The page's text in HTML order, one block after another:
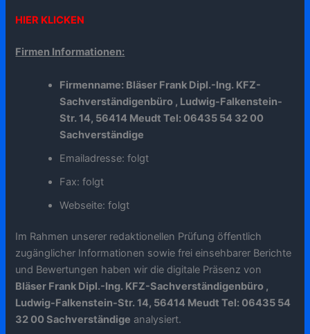
HIER KLICKEN
Firmen Informationen:
Firmenname: Bläser Frank Dipl.-Ing. KFZ-
Sachverständigenbüro , Ludwig-Falkenstein-
Str. 14, 56414 Meudt Tel: 06435 54 32 00
Sachverständige
Emailadresse: folgt
Fax: folgt
Webseite: folgt
Im Rahmen unserer redaktionellen Prüfung öffentlich
zugänglicher Informationen sowie frei einsehbarer Berichte
und Bewertungen haben wir die digitale Präsenz von
Bläser Frank Dipl.-Ing. KFZ-Sachverständigenbüro ,
Ludwig-Falkenstein-Str. 14, 56414 Meudt Tel: 06435 54
32 00 Sachverständige analysiert.